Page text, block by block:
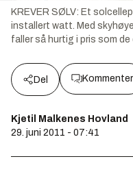
KREVER SØLV: Et
installert watt. Med
faller så hurtig i pris som de
Del Kommenter
Kjetil Malkenes Hovland
29. juni 2011 - 07:41